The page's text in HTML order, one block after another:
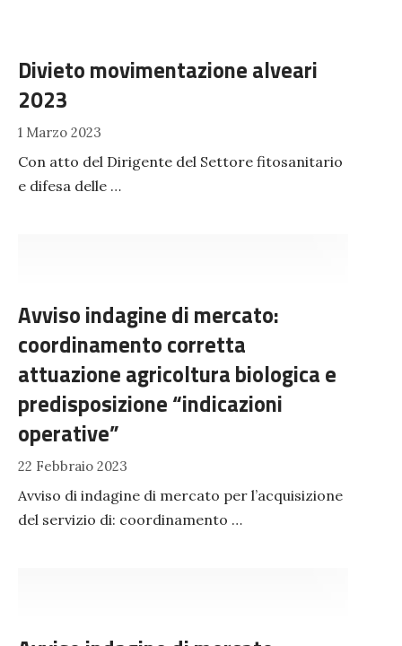
Divieto movimentazione alveari
2023
1 Marzo 2023
Con atto del Dirigente del Settore fitosanitario
e difesa delle …
Avviso indagine di mercato:
coordinamento corretta
attuazione agricoltura biologica e
predisposizione “indicazioni
operative”
22 Febbraio 2023
Avviso di indagine di mercato per l’acquisizione
del servizio di: coordinamento …